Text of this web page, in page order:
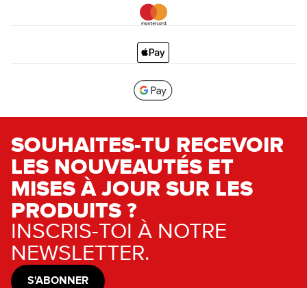
SOUHAITES-TU RECEVOIR
LES NOUVEAUTÉS ET
MISES À JOUR SUR LES
PRODUITS ?
INSCRIS-TOI À NOTRE
NEWSLETTER.
S'ABONNER